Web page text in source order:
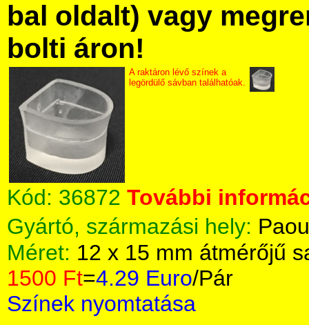
bal oldalt) vagy
bolti áron!
A raktáron lévő színek a
legördülő sávban találhatóak.
Kód: 36872 További
Gyártó, származási hely:
Méret: 12 x 15 mm átmérőjű
1500 Ft=4.29 Euro/Pár
Színek nyomtatása